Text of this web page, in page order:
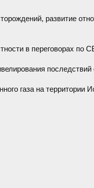
развитие
в переговорах по
последствий
газа на территории